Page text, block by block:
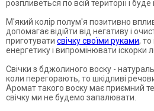
розпливеться по всій території і
М'який колір полум'я позитивно
допомагає відійти від негативу і
приготувати свічку своїми руками,
енергетику і випромінювати іскорки
Свічки з бджолиного воску -
коли перегорають, то шкідливі
Аромат такого воску має приємний
свічку ми не будемо запалювати.